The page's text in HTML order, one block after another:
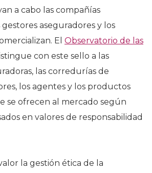
a cabo las compañías
gestores aseguradores y los
El Observatorio de las
con este sello a las
las corredurías de
los agentes y los productos
se ofrecen al mercado según
en valores de responsabilidad
la gestión ética de la